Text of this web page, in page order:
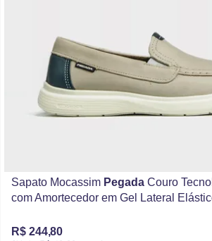
Sapato Mocassim Pegada Couro
com Amortecedor em Gel Lateral
R$ 244,80